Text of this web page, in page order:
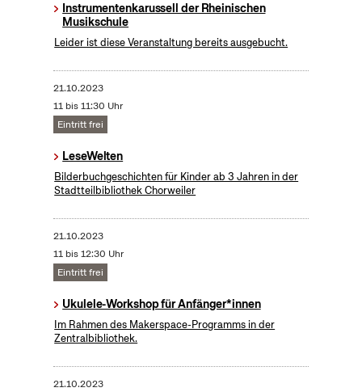
Instrumentenkarussell der Rheinischen
Musikschule
Leider ist diese Veranstaltung bereits ausgebucht.
21.10.2023
11 bis 11:30 Uhr
Eintritt frei
LeseWelten
Bilderbuchgeschichten für Kinder ab 3 Jahren in der
Stadtteilbibliothek Chorweiler
21.10.2023
11 bis 12:30 Uhr
Eintritt frei
Ukulele-Workshop für Anfänger*innen
Im Rahmen des Makerspace-Programms in der
Zentralbibliothek.
21.10.2023